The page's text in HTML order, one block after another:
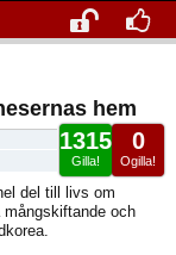
hem
0
Ogilla!
1315
Gilla!
del till livs om
och